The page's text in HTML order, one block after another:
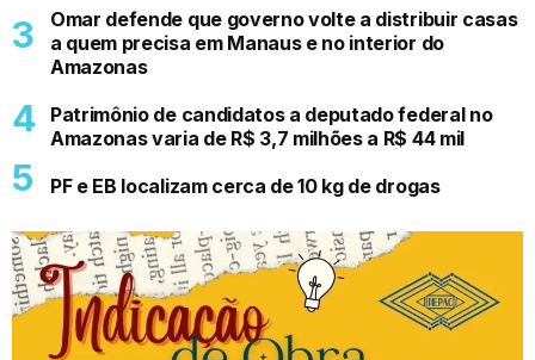
Omar defende que governo volte a distribuir casas
a quem precisa em Manaus e no interior do
Amazonas
Patrimônio de candidatos a deputado federal no
Amazonas varia de R$ 3,7 milhões a R$ 44 mil
PF e EB localizam cerca de 10 kg de drogas